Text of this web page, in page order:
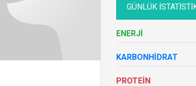
GÜNLÜK
ENERJİ
KARBONHİDRAT
PROTEİN